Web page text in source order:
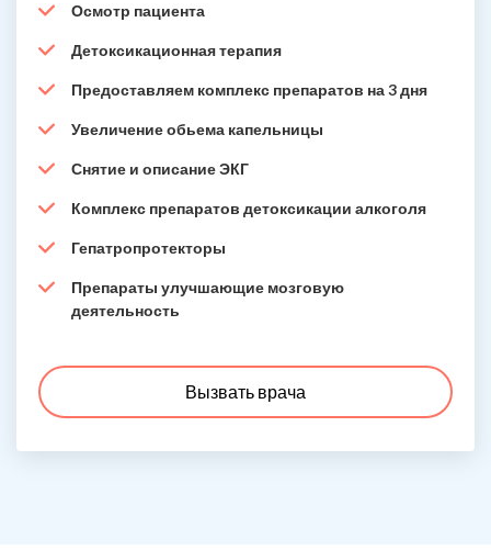
Осмотр пациента
Детоксикационная терапия
Предоставляем комплекс препаратов на 3 дня
Увеличение обьема капельницы
Снятие и описание ЭКГ
Комплекс препаратов детоксикации алкоголя
Гепатропротекторы
Препараты улучшающие мозговую
деятельность
Вызвать врача